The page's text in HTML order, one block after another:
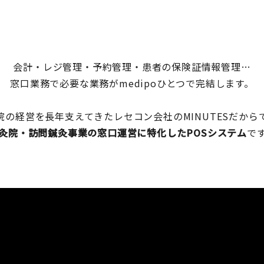
会計・レジ管理・予約管理・患者の保険証情報管理…
窓口業務で必要な業務がmedipoひとつで完結します。
の経営を長年支えてきたレセコン会社のMINUTESだから
院・訪問鍼灸事業の窓口運営に特化したPOSシステムで